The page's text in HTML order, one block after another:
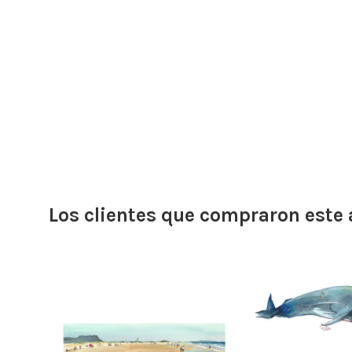
Los clientes que compraron